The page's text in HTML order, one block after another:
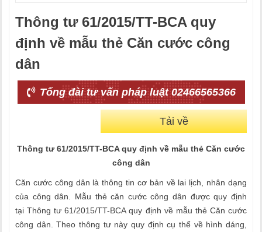
Thông tư 61/2015/TT-BCA quy
định về mẫu thẻ Căn cước công
dân
Tổng đài tư vấn pháp luật 02466565366
Tải về
Thông tư 61/2015/TT-BCA quy định về mẫu thẻ Căn cước
công dân
Căn cước công dân là thông tin cơ bản về lai lịch, nhân dạng
của công dân. Mẫu thẻ căn cước công dân được quy định
tại Thông tư 61/2015/TT-BCA quy định về mẫu thẻ Căn cước
công dân. Theo thông tư này quy định cụ thể về hình dáng,